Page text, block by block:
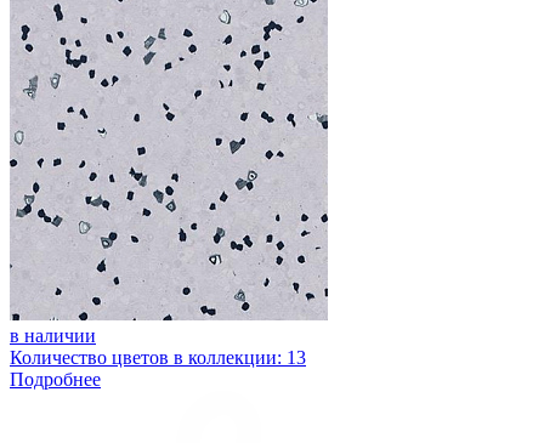
в наличии
Количество цветов в коллекции: 13
Подробнее